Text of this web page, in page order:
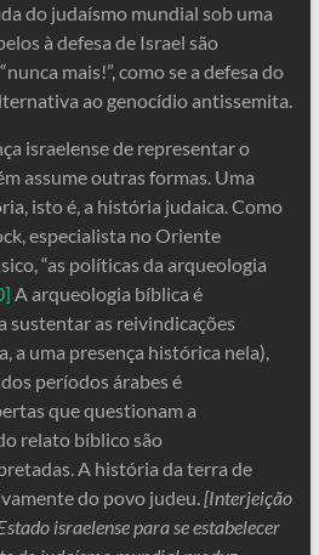
do judaísmo mundial sob uma
à defesa de Israel são
mais!”, como se a defesa do
ao genocídio antissemita.
israelense de representar o
assume outras formas. Uma
isto é, a história judaica. Como
especialista no Oriente
“as políticas da arqueologia
A arqueologia bíblica é
sustentar as reivindicações
a uma presença histórica nela),
períodos árabes é
que questionam a
relato bíblico são
A história da terra de
do povo judeu.[Interjeição
israelense para se estabelecer